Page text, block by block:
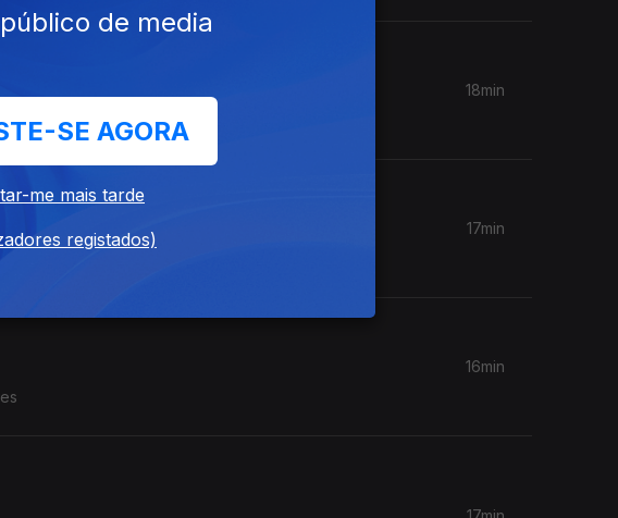
Ana Daniela Soares
18min
Soares
17min
16min
de media
SE AGORA
me mais tarde
registados)